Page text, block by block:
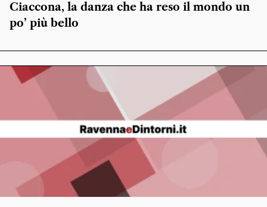
Ciaccona, la danza che ha reso il mondo un
po’ più bello